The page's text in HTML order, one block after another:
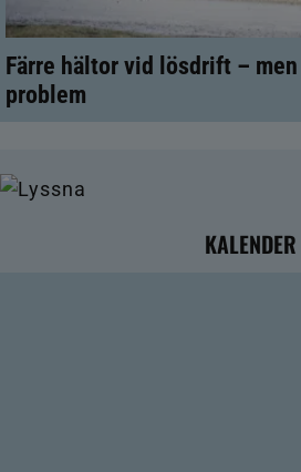
Färre hältor vid lösdrift –
problem
KALENDER